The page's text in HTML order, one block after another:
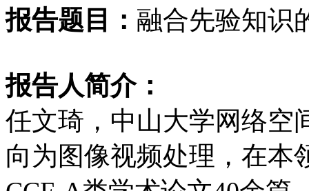
报告题目： 融合先验知识
报告人简介：
任文琦，中山大学网络空
向为图像视频处理，在本